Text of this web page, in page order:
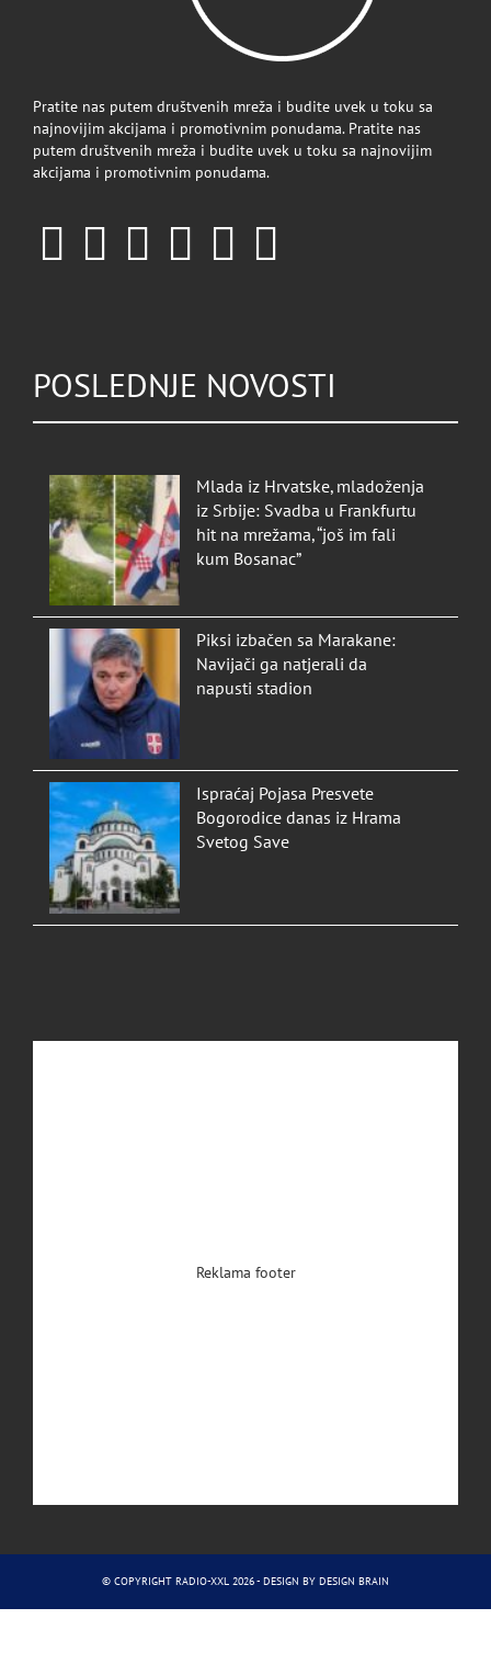
Pratite nas putem društvenih mreža i budite uvek u toku sa
najnovijim akcijama i promotivnim ponudama. Pratite nas
putem društvenih mreža i budite uvek u toku sa najnovijim
akcijama i promotivnim ponudama.
POSLEDNJE NOVOSTI
Mlada iz Hrvatske, mladoženja
iz Srbije: Svadba u Frankfurtu
hit na mrežama, “još im fali
kum Bosanac”
Piksi izbačen sa Marakane:
Navijači ga natjerali da
napusti stadion
Ispraćaj Pojasa Presvete
Bogorodice danas iz Hrama
Svetog Save
Reklama footer
© COPYRIGHT RADIO-XXL 2026 - DESIGN BY DESIGN BRAIN